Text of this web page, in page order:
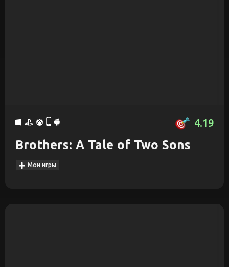
4.19
Brothers: A Tale of Two Sons
Мои игры